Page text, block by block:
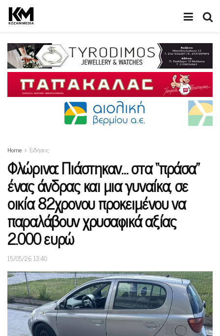
Home Ειδήσεις
Φλώρινα: Πιάστηκαν… στα “πράσα”
ένας άνδρας και μια γυναίκα, σε
οικία 82χρονου προκειμένου να
παραλάβουν χρυσαφικά αξίας
2.000 ευρώ
15/05/26 13:40